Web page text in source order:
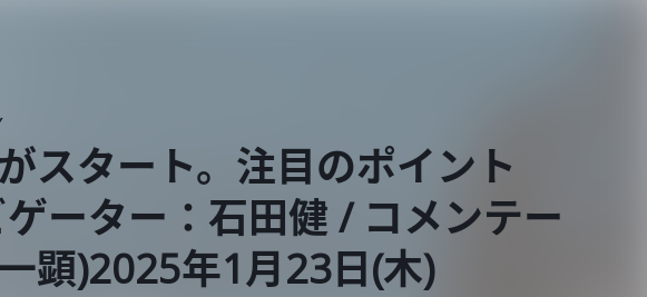
スタート。注目のポイント
ーター：石田健 / コメンテー
顕)2025年1月23日(木)